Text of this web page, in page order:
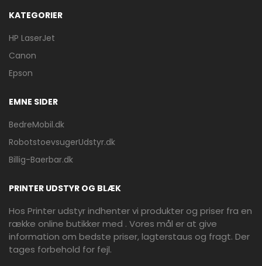
KATEGORIER
HP LaserJet
Canon
Epson
EMNE SIDER
BedreMobil.dk
RobotstoevsugerUdstyr.dk
Billig-Baerbar.dk
PRINTER UDSTYR OG BLÆK
Hos Printer udstyr indhenter vi produkter og priser fra en
række online butikker med . Vores mål er at give
information om bedste priser, lagterstaus og fragt. Der
tages forbehold for fejl.